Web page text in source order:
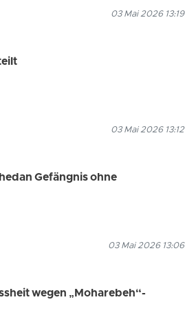
03 Mai 2026 13:19
03 Mai 2026 13:12
Gefängnis ohne
03 Mai 2026 13:06
wegen „Moharebeh“-